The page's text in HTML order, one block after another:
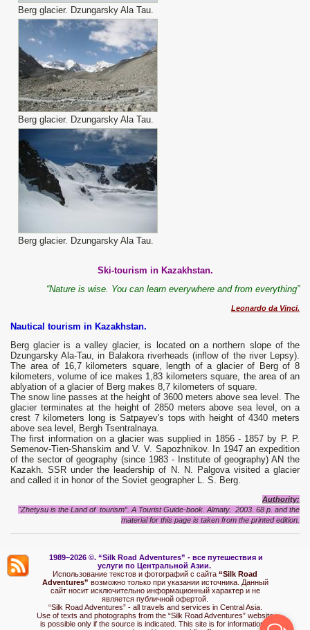
Berg glacier. Dzungarsky Ala Tau.
Berg glacier. Dzungarsky Ala Tau.
Berg glacier. Dzungarsky Ala Tau.
Ski-tourism in Kazakhstan.
“Nature is wise. You can learn everywhere and from everything”
Leonardo da Vinci.
Nautical tourism in Kazakhstan.
Berg glacier is a valley glacier, is located on a northern slope of the
Dzungarsky Ala-Tau, in Balakora riverheads (inflow of the river Lepsy).
The area of 16,7 kilometers square, length of a glacier of Berg of 8
kilometers, volume of ice makes 1,83 kilometers square, the area of an
ablyation of a glacier of Berg makes 8,7 kilometers of square.
The snow line passes at the height of 3600 meters above sea level. The
glacier terminates at the height of 2850 meters above sea level, on a
crest 7 kilometers long is Satpayev's tops with height of 4340 meters
above sea level, Bergh Tsentralnaya.
The first information on a glacier was supplied in 1856 - 1857 by P. P.
Semenov-Tien-Shanskim and V. V. Sapozhnikov. In 1947 an expedition
of the sector of geography (since 1983 - Institute of geography) AN the
Kazakh. SSR under the leadership of N. N. Palgova visited a glacier
and called it in honor of the Soviet geographer L. S. Berg.
Authority:
"Zhetysu is the Land of tourism”. A Tourist Guide-book. Almaty. 2003. 68 p. and the
material for this page is taken from the printed edition.
1989–2026 ©. “Silk Road Adventures” - все путешествия и
услуги по Центральной Азии.
Использование текстов и фотографий с сайта “Silk Road
Adventures” возможно только при указании источника. Данный
сайт носит исключительно информационный характер и не
является публичной офертой.
“Silk Road Adventures” - all travels and services in Central Asia.
Use of texts and photographs from the “Silk Road Adventures” website
is possible only if the source is indicated. This site is for informational